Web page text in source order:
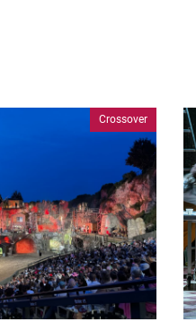
Crossover